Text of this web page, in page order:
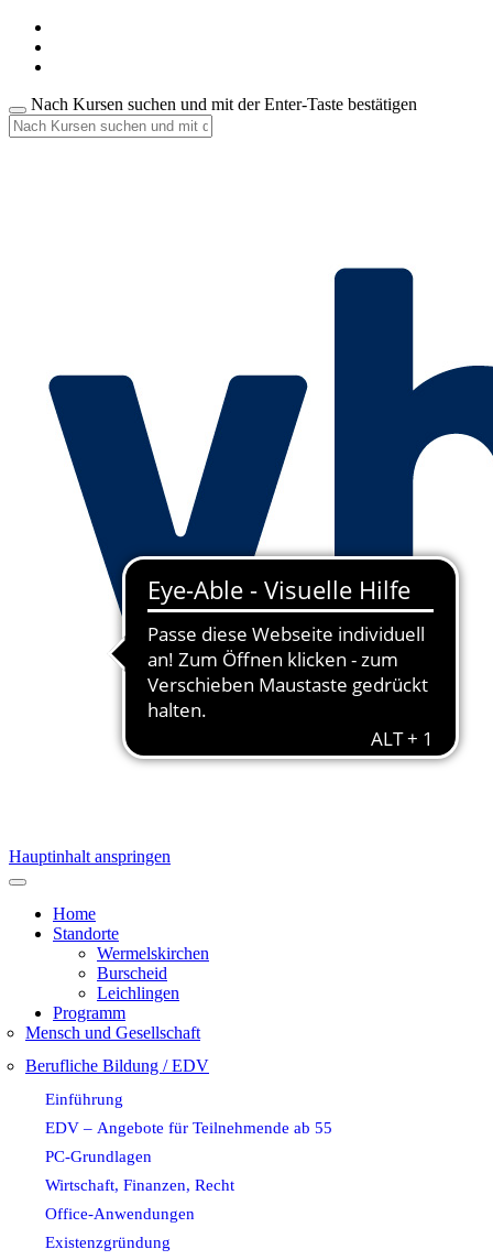
Nach Kursen suchen und mit der Enter-Taste bestätigen
Hauptinhalt anspringen
Home
Standorte
Wermelskirchen
Burscheid
Leichlingen
Programm
Mensch und Gesellschaft
Berufliche Bildung / EDV
Einführung
EDV – Angebote für Teilnehmende ab 55
PC-Grundlagen
Wirtschaft, Finanzen, Recht
Office-Anwendungen
Existenzgründung